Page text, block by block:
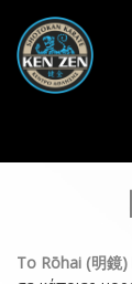
Το Rōhai (明鏡)